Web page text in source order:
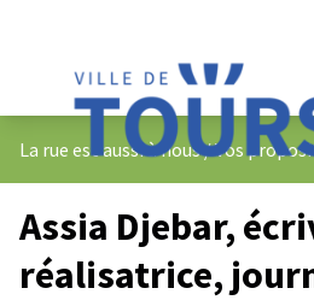
La rue est aussi à nous/Vos
Assia Djebar,
réalisatrice,